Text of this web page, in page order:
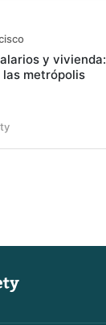
y vivienda:
las metrópolis